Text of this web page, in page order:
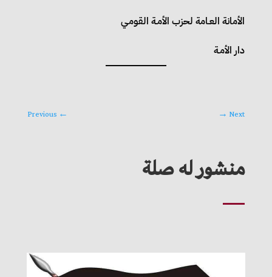
الأمانة العـامة لحزب الأمـة القومـي
دار الأمـة
←
Previous Next
→
منشور له صلة